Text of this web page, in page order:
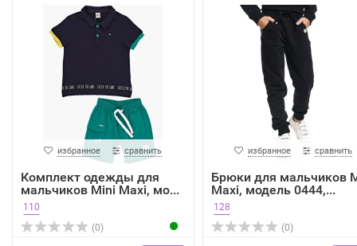
избранное сравнить
Комплект одежды для
мальчиков Mini Maxi, мо...
110
(0)
избранное сравнить
Брюки для мальчиков
Maxi, модель 0444,...
128
(0)